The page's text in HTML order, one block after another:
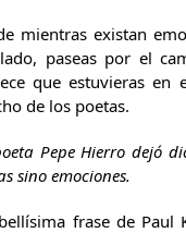
mientras existan
paseas por el
que estuvieras en
de los poetas.
Pepe Hierro dejó
sino emociones.
frase de Paul